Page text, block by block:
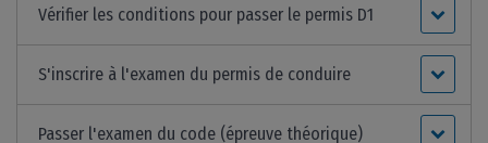
Vérifier les conditions pour passer le permis D1
S'inscrire à l'examen du permis de conduire
Passer l'examen du code (épreuve théorique)